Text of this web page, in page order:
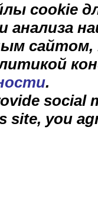
cookie
анализа
.
social
site, you